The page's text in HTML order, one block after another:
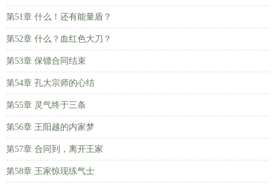
第51章 什么！还有能量盾？
第52章 什么？血红色大刀？
第53章 保镖合同结束
第54章 孔大宗师的心结
第55章 灵气终于三条
第56章 王阳越的内家梦
第57章 合同到，离开王家
第58章 王家惊现练气士